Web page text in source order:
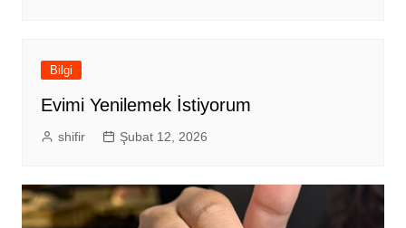
Bilgi
Evimi Yenilemek İstiyorum
shifir Şubat 12, 2026